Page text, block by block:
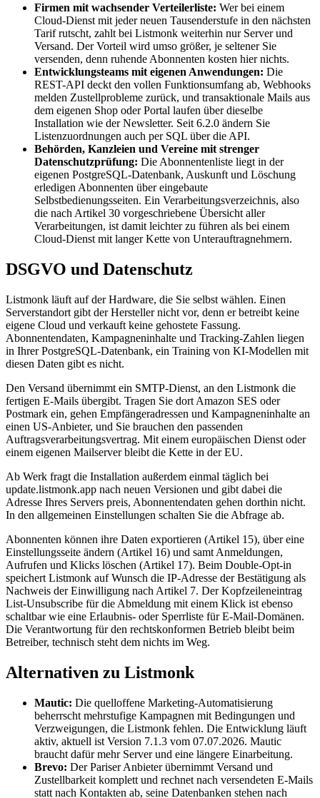
Firmen mit wachsender Verteilerliste: Wer bei einem
Cloud-Dienst mit jeder neuen Tausenderstufe in den nächsten
Tarif rutscht, zahlt bei Listmonk weiterhin nur Server und
Versand. Der Vorteil wird umso größer, je seltener Sie
versenden, denn ruhende Abonnenten kosten hier nichts.
Entwicklungsteams mit eigenen Anwendungen: Die
REST-API deckt den vollen Funktionsumfang ab, Webhooks
melden Zustellprobleme zurück, und transaktionale Mails aus
dem eigenen Shop oder Portal laufen über dieselbe
Installation wie der Newsletter. Seit 6.2.0 ändern Sie
Listenzuordnungen auch per SQL über die API.
Behörden, Kanzleien und Vereine mit strenger
Datenschutzprüfung: Die Abonnentenliste liegt in der
eigenen PostgreSQL-Datenbank, Auskunft und Löschung
erledigen Abonnenten über eingebaute
Selbstbedienungsseiten. Ein Verarbeitungsverzeichnis, also
die nach Artikel 30 vorgeschriebene Übersicht aller
Verarbeitungen, ist damit leichter zu führen als bei einem
Cloud-Dienst mit langer Kette von Unterauftragnehmern.
DSGVO und Datenschutz
Listmonk läuft auf der Hardware, die Sie selbst wählen. Einen
Serverstandort gibt der Hersteller nicht vor, denn er betreibt keine
eigene Cloud und verkauft keine gehostete Fassung.
Abonnentendaten, Kampagneninhalte und Tracking-Zahlen liegen
in Ihrer PostgreSQL-Datenbank, ein Training von KI-Modellen mit
diesen Daten gibt es nicht.
Den Versand übernimmt ein SMTP-Dienst, an den Listmonk die
fertigen E-Mails übergibt. Tragen Sie dort Amazon SES oder
Postmark ein, gehen Empfängeradressen und Kampagneninhalte an
einen US-Anbieter, und Sie brauchen den passenden
Auftragsverarbeitungsvertrag. Mit einem europäischen Dienst oder
einem eigenen Mailserver bleibt die Kette in der EU.
Ab Werk fragt die Installation außerdem einmal täglich bei
update.listmonk.app nach neuen Versionen und gibt dabei die
Adresse Ihres Servers preis, Abonnentendaten gehen dorthin nicht.
In den allgemeinen Einstellungen schalten Sie die Abfrage ab.
Abonnenten können ihre Daten exportieren (Artikel 15), über eine
Einstellungsseite ändern (Artikel 16) und samt Anmeldungen,
Aufrufen und Klicks löschen (Artikel 17). Beim Double-Opt-in
speichert Listmonk auf Wunsch die IP-Adresse der Bestätigung als
Nachweis der Einwilligung nach Artikel 7. Der Kopfzeileneintrag
List-Unsubscribe für die Abmeldung mit einem Klick ist ebenso
schaltbar wie eine Erlaubnis- oder Sperrliste für E-Mail-Domänen.
Die Verantwortung für den rechtskonformen Betrieb bleibt beim
Betreiber, technisch steht dem nichts im Weg.
Alternativen zu Listmonk
Mautic: Die quelloffene Marketing-Automatisierung
beherrscht mehrstufige Kampagnen mit Bedingungen und
Verzweigungen, die Listmonk fehlen. Die Entwicklung läuft
aktiv, aktuell ist Version 7.1.3 vom 07.07.2026. Mautic
braucht dafür mehr Server und eine längere Einarbeitung.
Brevo: Der Pariser Anbieter übernimmt Versand und
Zustellbarkeit komplett und rechnet nach versendeten E-Mails
statt nach Kontakten ab, seine Datenbanken stehen nach